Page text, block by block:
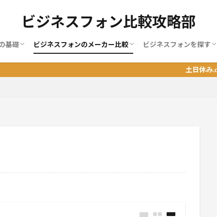
ビジネスフォン比較攻略部
基礎
の使い方
の増設
の料金
の機能
の種類
の端末
の選び方
ビジネスフォンのメーカー比較
MOT
NAKAYO（ナカヨ）
NEC
NTT
サクサ（SAXA）
パナソニック
岩通
日立（ヒタチ）
BIZTEL
ビジネスフォンを探す
おすすめランキング
地域別おすすめラン
職業別ランキング
土日休み.comが